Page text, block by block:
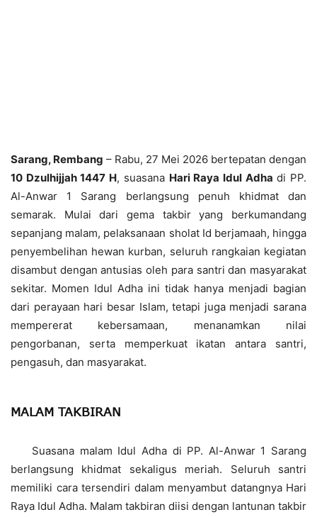
Sarang, Rembang – Rabu, 27 Mei 2026 bertepatan dengan
10 Dzulhijjah 1447 H, suasana Hari Raya Idul Adha di PP.
Al-Anwar 1 Sarang berlangsung penuh khidmat dan
semarak. Mulai dari gema takbir yang berkumandang
sepanjang malam, pelaksanaan sholat Id berjamaah, hingga
penyembelihan hewan kurban, seluruh rangkaian kegiatan
disambut dengan antusias oleh para santri dan masyarakat
sekitar. Momen Idul Adha ini tidak hanya menjadi bagian
dari perayaan hari besar Islam, tetapi juga menjadi sarana
mempererat kebersamaan, menanamkan nilai
pengorbanan, serta memperkuat ikatan antara santri,
pengasuh, dan masyarakat.
MALAM TAKBIRAN
Suasana malam Idul Adha di PP. Al-Anwar 1 Sarang
berlangsung khidmat sekaligus meriah. Seluruh santri
memiliki cara tersendiri dalam menyambut datangnya Hari
Raya Idul Adha. Malam takbiran diisi dengan lantunan takbir